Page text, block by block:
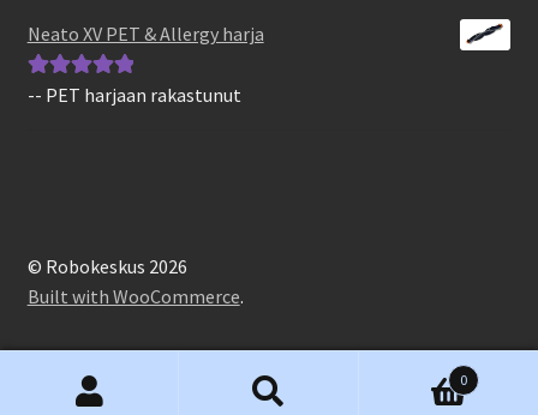
Neato XV PET & Allergy harja
Arvostelu
-- PET harjaan rakastunut
© Robokeskus 2026
Built with WooCommerce.
0